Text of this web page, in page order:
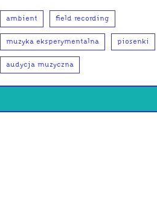
ambient field recording
muzyka eksperymentalna piosenki
audycja muzyczna